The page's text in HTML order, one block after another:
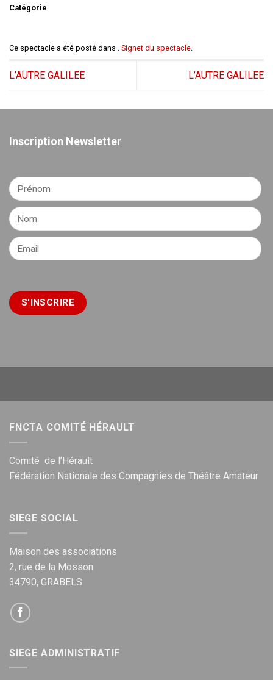
Catégorie
Ce spectacle a été posté dans . Signet du spectacle.
L’AUTRE GALILEE L’AUTRE GALILEE
Inscription Newsletter
FNCTA COMITÉ HÉRAULT
Comité de l’Hérault
Fédération Nationale des Compagnies de Théâtre Amateur
SIEGE SOCIAL
Maison des associations
2, rue de la Mosson
34790, GRABELS
SIEGE ADMINISTRATIF